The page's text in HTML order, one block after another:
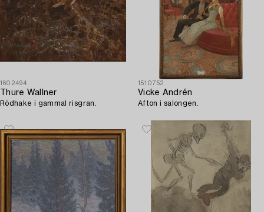
1602494
Thure Wallner
Rödhake i gammal risgran.
1510752
Vicke Andrén
Afton i salongen.